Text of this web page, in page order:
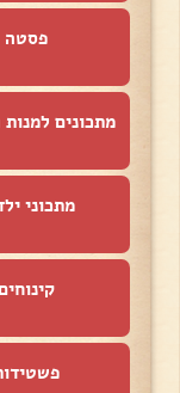
פסטה
מתכונים
מתכוני